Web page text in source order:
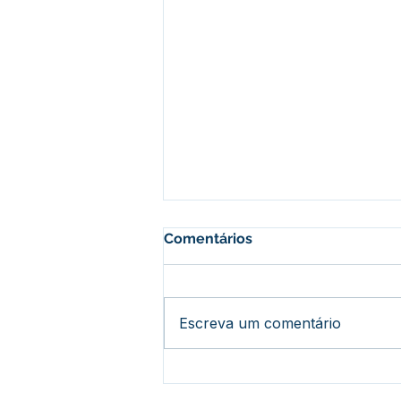
Comentários
Escreva um comentário